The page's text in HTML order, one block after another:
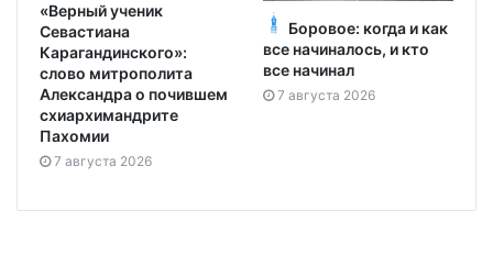
«Верный ученик
Севастиана
Карагандинского»:
слово митрополита
Александра о почившем
схиархимандрите
Пахомии
7 августа 2026
Боровое: когда и как
все начиналось, и кто
все начинал
7 августа 2026